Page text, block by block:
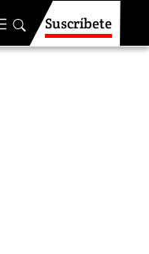
Suscríbete